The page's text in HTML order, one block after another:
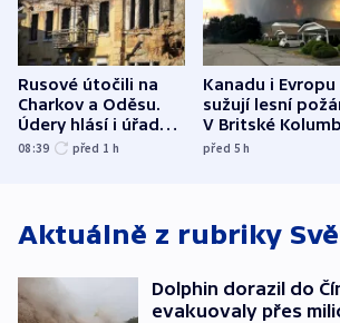
Rusové útočili na
Charkov a Oděsu.
Údery hlásí i úřady v
Bělgorodu
08:39 před 1 h
Kanadu i Evropu
sužují lesní
V Britské
evakuovali tisíce
před 5h
Aktuálně z rubriky
Dolphin dorazil do
evakuovaly přes